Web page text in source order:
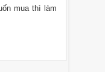
mua thì làm